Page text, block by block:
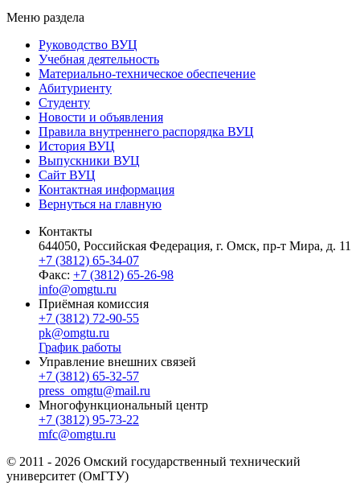
Меню раздела
Руководство ВУЦ
Учебная деятельность
Материально-техническое обеспечение
Абитуриенту
Студенту
Новости и объявления
Правила внутреннего распорядка ВУЦ
История ВУЦ
Выпускники ВУЦ
Сайт ВУЦ
Контактная информация
Вернуться на главную
Контакты
644050, Российская Федерация, г. Омск, пр-т Мира, д. 11
+7 (3812) 65-34-07
Факс: +7 (3812) 65-26-98
info@omgtu.ru
Приёмная комиссия
+7 (3812) 72-90-55
pk@omgtu.ru
График работы
Управление внешних связей
+7 (3812) 65-32-57
press_omgtu@mail.ru
Многофункциональный центр
+7 (3812) 95-73-22
mfc@omgtu.ru
© 2011 - 2026 Омский государственный технический
университет (ОмГТУ)